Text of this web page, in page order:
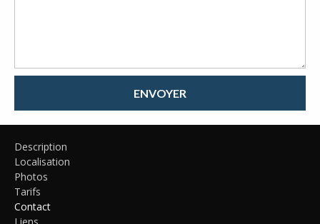
ENVOYER
Description
Localisation
Photos
Tarifs
Contact